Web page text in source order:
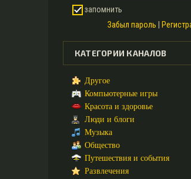
запомнить
Забыл пароль
КАТЕГОРИИ КАНАЛОВ
Другое
Компьютерные игры
Красота и здоровье
Люди и блоги
Музыка
Общество
Путешествия и события
Развлечения